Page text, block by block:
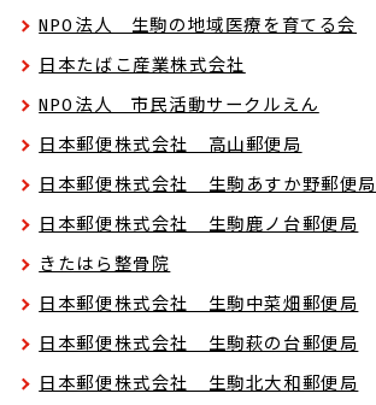
NPO法人 生駒の地域医療を育てる会
日本たばこ産業株式会社
NPO法人 市民活動サークルえん
日本郵便株式会社 高山郵便局
日本郵便株式会社 生駒あすか野郵便局
日本郵便株式会社 生駒鹿ノ台郵便局
きたはら整骨院
日本郵便株式会社 生駒中菜畑郵便局
日本郵便株式会社 生駒萩の台郵便局
日本郵便株式会社 生駒北大和郵便局